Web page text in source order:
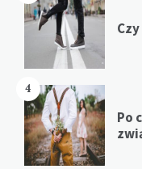
4
Po